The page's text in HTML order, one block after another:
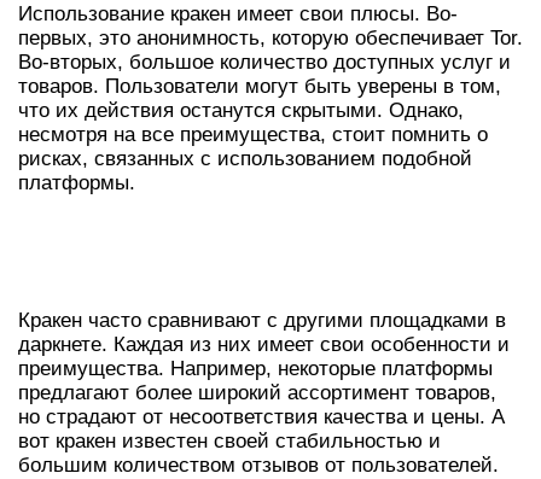
Использование кракен имеет свои плюсы. Во-
первых, это анонимность, которую обеспечивает Tor.
Во-вторых, большое количество доступных услуг и
товаров. Пользователи могут быть уверены в том,
что их действия останутся скрытыми. Однако,
несмотря на все преимущества, стоит помнить о
рисках, связанных с использованием подобной
платформы.
Кракен часто сравнивают с другими площадками в
даркнете. Каждая из них имеет свои особенности и
преимущества. Например, некоторые платформы
предлагают более широкий ассортимент товаров,
но страдают от несоответствия качества и цены. А
вот кракен известен своей стабильностью и
большим количеством отзывов от пользователей.